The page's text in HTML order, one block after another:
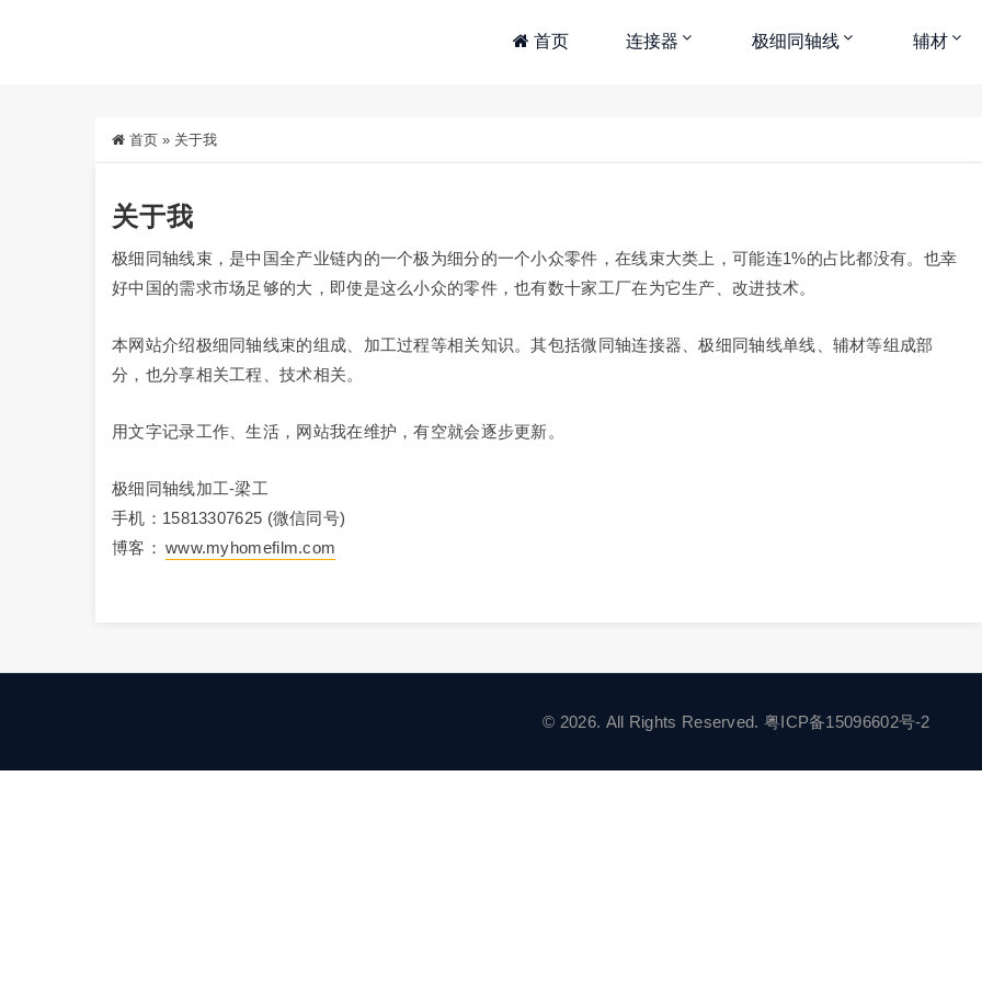
首页 连接器 极细同轴线 辅材
首页 » 关于我
关于我
极细同轴线束，是中国全产业链内的一个极为细分的一个小众零件，在线束大类上，可能连1%的占比都没有。也幸
好中国的需求市场足够的大，即使是这么小众的零件，也有数十家工厂在为它生产、改进技术。
本网站介绍极细同轴线束的组成、加工过程等相关知识。其包括微同轴连接器、极细同轴线单线、辅材等组成部
分，也分享相关工程、技术相关。
用文字记录工作、生活，网站我在维护，有空就会逐步更新。
极细同轴线加工-梁工
手机：15813307625 (微信同号)
博客： www.myhomefilm.com
© 2026. All Rights Reserved. 粤ICP备15096602号-2